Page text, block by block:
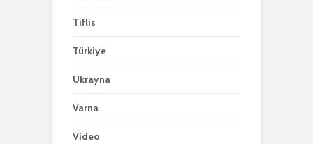
Tiflis
Türkiye
Ukrayna
Varna
Video